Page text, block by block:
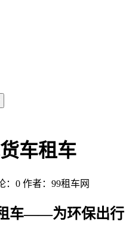
车租车
：0 作者：99租车网
车——为环保出行